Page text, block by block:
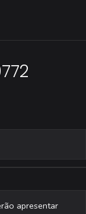
apresentar